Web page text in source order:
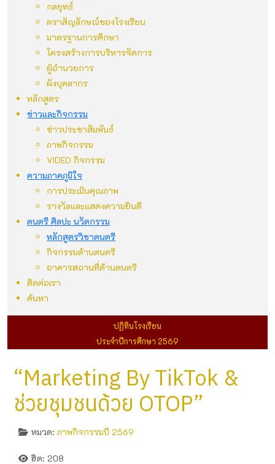
กลยุทธ์
ตราสัญลักษณ์ของโรงเรียน
มาตรฐานการศึกษา
โครงสร้างการบริหารจัดการ
ผู้อำนวยการ
ผังบุคลากร
หลักสูตร
ข่าวและกิจกรรม
ข่าวประชาสัมพันธ์
ภาพกิจกรรม
VIDEO กิจกรรม
ความภาคภูมิใจ
การประเมินคุณภาพ
รางวัลและแสดงความยินดี
ดนตรี ศิลปะ นวัตกรรม
หลักสูตรวิชาดนตรี
กิจกรรมด้านดนตรี
อาคารสถานที่ด้านดนตรี
ติดต่อเรา
ค้นหา
ปฏิทินโรงเรียน
ประจำปีการศึกษา 2569
“Marketing By TikTok &
ช่วยชุมชนด้วย OTOP”
หมวด: ภาพกิจกรรมปี 2569
ฮิต: 208